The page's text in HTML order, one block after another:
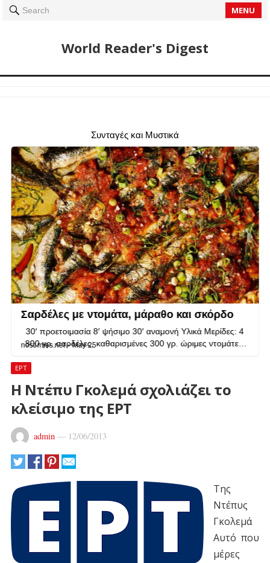
Search MENU
World Reader's Digest
ΕΡΤ
Η Ντέπυ Γκολεμά σχολιάζει το
κλείσιμο της ΕΡΤ
admin— 12/06/2013
Της
Ντέπυς
Γκολεμά
Αυτό που
μέρες